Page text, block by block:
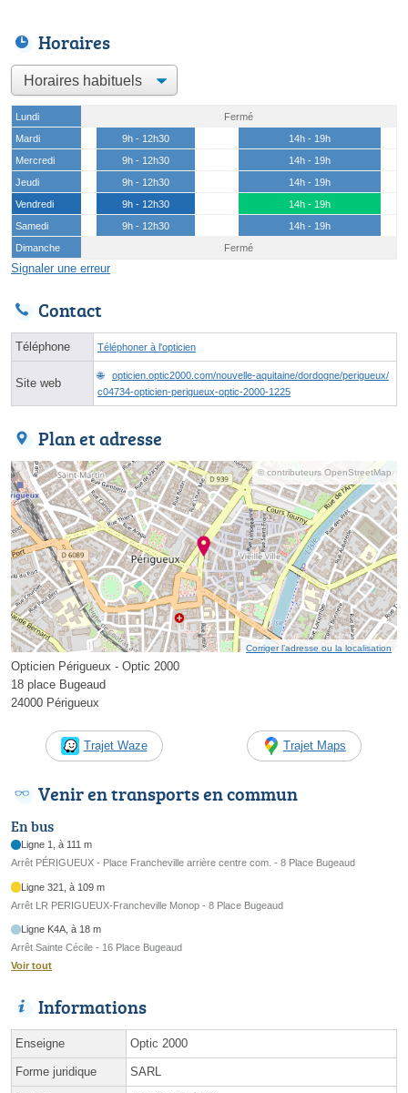
Horaires
Lundi
Fermé
Mardi
9h - 12h30
14h - 19h
Mercredi
9h - 12h30
14h - 19h
Jeudi
9h - 12h30
14h - 19h
Vendredi
9h - 12h30
14h - 19h
Samedi
9h - 12h30
14h - 19h
Dimanche
Fermé
Signaler une erreur
Contact
Téléphone Téléphoner à l'opticien
Site web
opticien.optic2000.com/nouvelle-aquitaine/dordogne/perigueux/
c04734-opticien-perigueux-optic-2000-1225
Plan et adresse
© contributeurs OpenStreetMap
Corriger l’adresse ou la localisation
Opticien Périgueux - Optic 2000
18 place Bugeaud
24000 Périgueux
Trajet Waze Trajet Maps
Venir en transports en commun
En bus
Ligne 1, à 111 m
Arrêt PÉRIGUEUX - Place Francheville arrière centre com. - 8 Place Bugeaud
Ligne 321, à 109 m
Arrêt LR PERIGUEUX-Francheville Monop - 8 Place Bugeaud
Ligne K4A, à 18 m
Arrêt Sainte Cécile - 16 Place Bugeaud
Voir tout
Informations
Enseigne Optic 2000
Forme juridique SARL